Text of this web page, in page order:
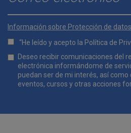
E-mail*
Información sobre Protección de datos
“He leído y acepto la Política de
Lopd*
Deseo recibir comunicaciones del
electrónica informándome de
puedan ser de mi interés, así
eventos, cursos y otras acciones